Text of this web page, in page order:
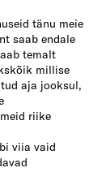
tänu meie
saab endale
temalt
millise
aja jooksul,
riike
viia vaid